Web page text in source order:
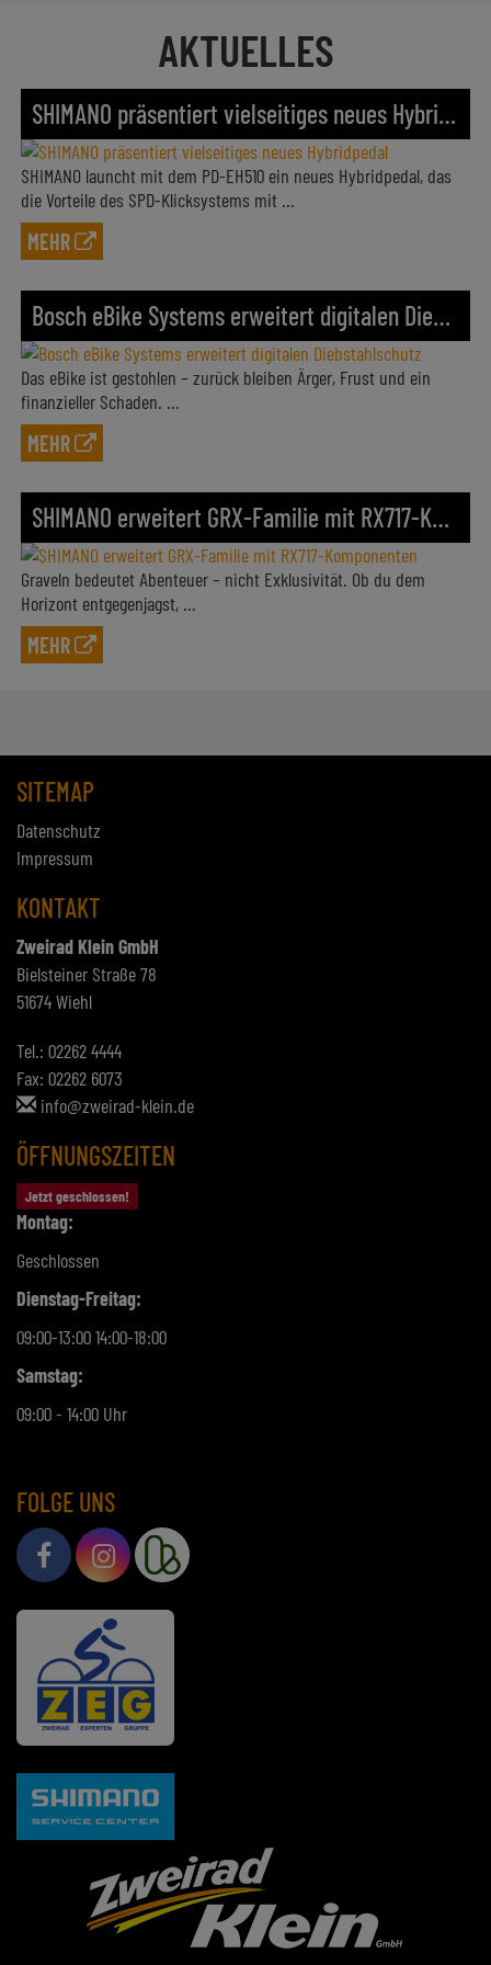
AKTUELLES
SHIMANO präsentiert vielseitiges neues Hybridpedal
SHIMANO launcht mit dem PD-EH510 ein neues Hybridpedal, das
die Vorteile des SPD-Klicksystems mit ...
MEHR
Bosch eBike Systems erweitert digitalen Diebstahlschutz
Das eBike ist gestohlen – zurück bleiben Ärger, Frust und ein
finanzieller Schaden. ...
MEHR
SHIMANO erweitert GRX-Familie mit RX717-Komponenten
Graveln bedeutet Abenteuer – nicht Exklusivität. Ob du dem
Horizont entgegenjagst, ...
MEHR
SITEMAP
Datenschutz
Impressum
KONTAKT
Zweirad Klein GmbH
Bielsteiner Straße 78
51674 Wiehl
Tel.: 02262 4444
Fax: 02262 6073
info@zweirad-klein.de
ÖFFNUNGSZEITEN
Jetzt geschlossen!
Montag:
Geschlossen
Dienstag-Freitag:
09:00-13:00 14:00-18:00
Samstag:
09:00 - 14:00 Uhr
FOLGE UNS